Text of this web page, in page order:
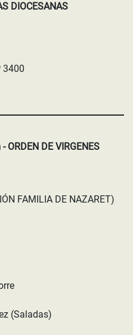
DIOCESANAS
3400
DE VIRGENES
FAMILIA DE NAZARET)
(Saladas)